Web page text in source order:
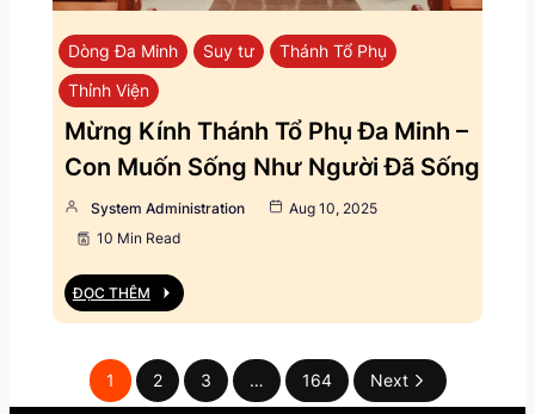
Dòng Đa Minh Suy tư
Thánh Tổ Phụ
Thỉnh Viện
Mừng Kính Thánh Tổ Phụ Đa Minh –
Con Muốn Sống Như Người Đã Sống
System Administration
Aug 10, 2025
10 Min Read
ĐỌC THÊM
1 2 3 … 164 Next